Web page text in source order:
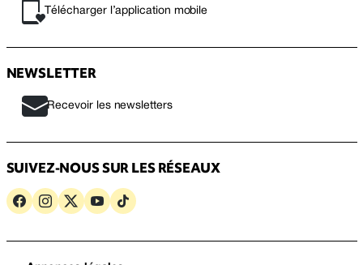
Télécharger l’application mobile
NEWSLETTER
Recevoir les newsletters
SUIVEZ-NOUS SUR LES RÉSEAUX